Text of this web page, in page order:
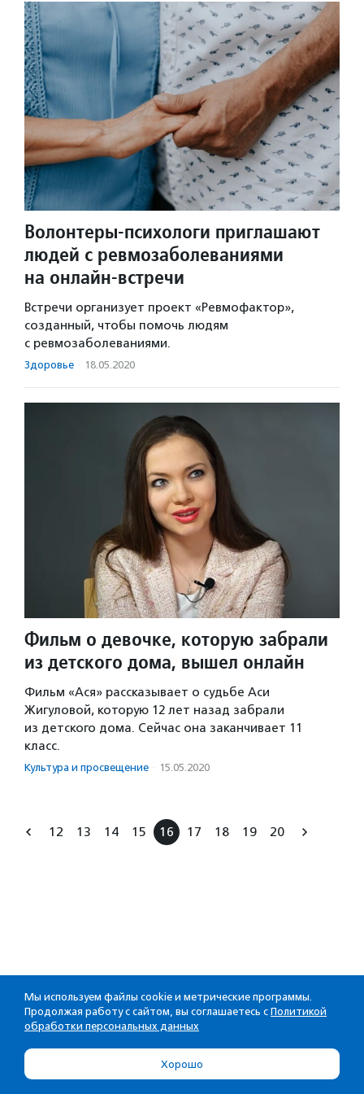
Волонтеры-психологи приглашают
людей с ревмозаболеваниями
на онлайн-встречи
Встречи организует проект «Ревмофактор»,
созданный, чтобы помочь людям
с ревмозаболеваниями.
Здоровье · 18.05.2020
Фильм о девочке, которую забрали
из детского дома, вышел онлайн
Фильм «Ася» рассказывает о судьбе Аси
Жигуловой, которую 12 лет назад забрали
из детского дома. Сейчас она заканчивает 11
класс.
Культура и просвещение · 15.05.2020
12 13 14 15 16 17 18 19 20
Мы используем файлы cookie и метрические программы.
Продолжая работу с сайтом, вы соглашаетесь с Политикой
обработки персональных данных
Хорошо